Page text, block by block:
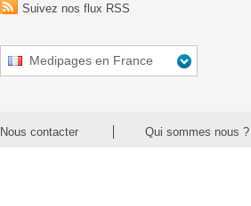
Suivez nos flux RSS
Medipages en France
Nous contacter Qui sommes nous ?